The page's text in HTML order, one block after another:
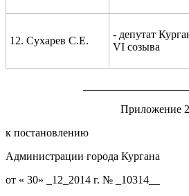
12. Сухарев С.Е.
- депутат
VI созыва
Приложение 2
к постановлению
Администрации города Кургана
от « 30» _12 _2014 г. № _ 10314